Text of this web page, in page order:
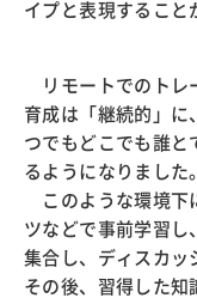
イプと表現すること
リモートでのトレ
育成は「継続的」に
つでもどこでも誰と
るようになりました
このような環境下
ツなどで事前学習し
集合し、ディスカッ
その後、習得した知